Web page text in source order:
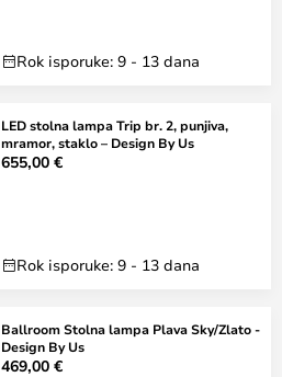
Rok isporuke: 9 - 13 dana
LED stolna lampa Trip br. 2, punjiva,
mramor, staklo – Design By Us
655,00 €
Rok isporuke: 9 - 13 dana
Ballroom Stolna lampa Plava Sky/Zlato -
Design By Us
469,00 €